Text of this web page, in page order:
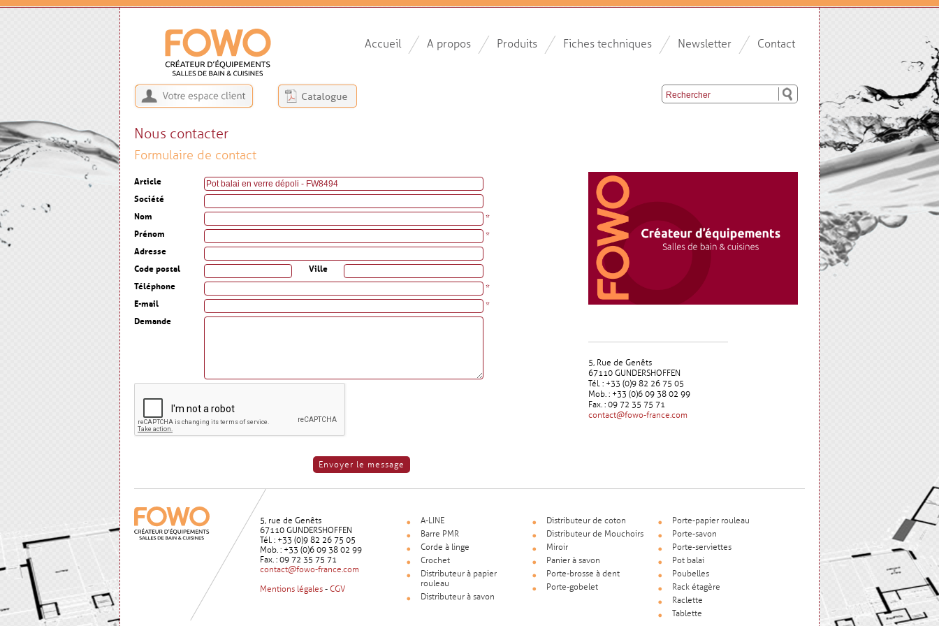
Accueil A propos Produits Fiches techniques Newsletter Contact
Nous contacter
Formulaire de contact
Article
Société
Nom
*
Prénom
*
Adresse
Code postal
Ville
Téléphone
*
E-mail
*
Demande
5, Rue de Genêts
67110 GUNDERSHOFFEN
Tél. : +33 (0)9 82 26 75 05
Mob. : +33 (0)6 09 38 02 99
Fax. : 09 72 35 75 71
contact@fowo-france.com
5, rue de Genêts
67110 GUNDERSHOFFEN
Tél. : +33 (0)9 82 26 75 05
Mob. : +33 (0)6 09 38 02 99
Fax. : 09 72 35 75 71
contact@fowo-france.com
Mentions légales - CGV
A-LINE
Barre PMR
Corde à linge
Crochet
Distributeur à papier
rouleau
Distributeur à savon
Distributeur de coton
Distributeur de Mouchoirs
Miroir
Panier à savon
Porte-brosse à dent
Porte-gobelet
Porte-papier rouleau
Porte-savon
Porte-serviettes
Pot balai
Poubelles
Rack étagère
Raclette
Tablette